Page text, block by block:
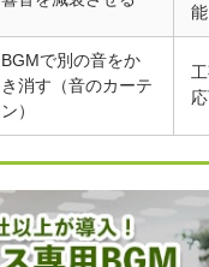
能
BGMで別の音をか
き消す（音のカーテ
ン）